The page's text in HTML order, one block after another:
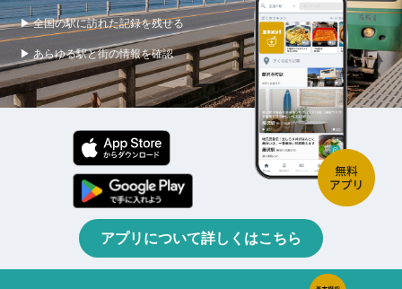
▶ 全国の駅に訪れた記録を残せる
▶ あらゆる駅と街の情報を確認
アプリについて詳しくはこちら